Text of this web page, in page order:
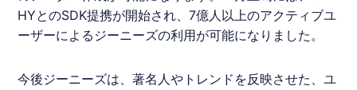
HYとのSDK提携が開始され、7億人以上のアクティブユ
ーザーによるジーニーズの利用が可能になりました。
今後ジーニーズは、著名人やトレンドを反映させた、ユ